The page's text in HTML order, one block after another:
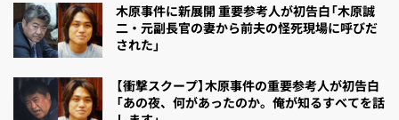
木原事件に新展開 重要参考人が初告白「木原誠
二・元副長官の妻から前夫の怪死現場に呼びだ
された」
【衝撃スクープ】木原事件の重要参考人が初告白
「あの夜、何があったのか。俺が知るすべてを話